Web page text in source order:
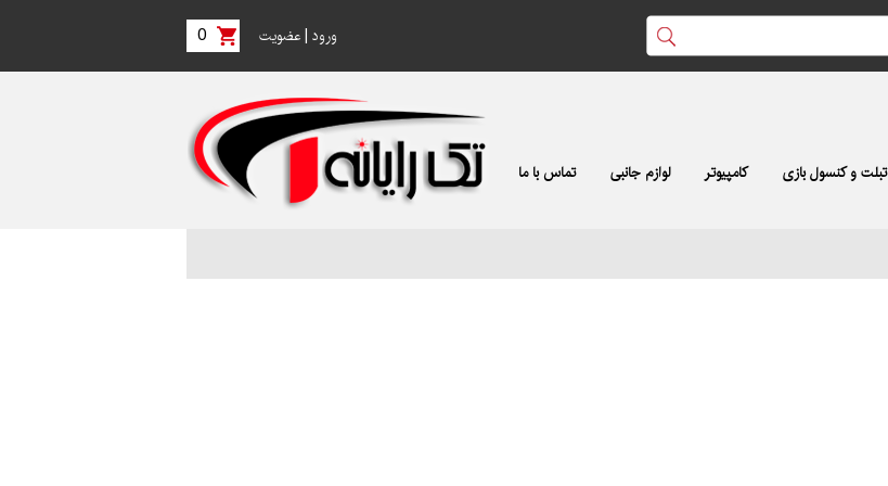
0 ورود |عضویت
تبلت و کنسول بازی کامپیوتر لوازم جانبی تماس با ما